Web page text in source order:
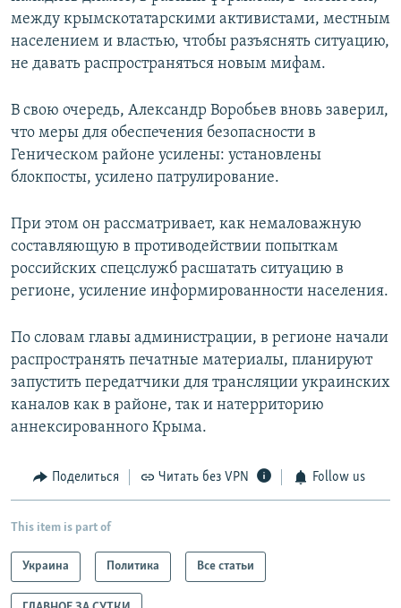
между крымскотатарскими активистами, местным
населением и властью, чтобы разъяснять ситуацию,
не давать распространяться новым мифам.
В свою очередь, Александр Воробьев вновь заверил,
что меры для обеспечения безопасности в
Геническом районе усилены: установлены
блокпосты, усилено патрулирование.
При этом он рассматривает, как немаловажную
составляющую в противодействии попыткам
российских спецслужб расшатать ситуацию в
регионе, усиление информированности населения.
По словам главы администрации, в регионе начали
распространять печатные материалы, планируют
запустить передатчики для трансляции украинских
каналов как в районе, так и натерриторию
аннексированного Крыма.
Поделиться Читать без VPN Follow us
This item is part of
Украина Политика Все статьи